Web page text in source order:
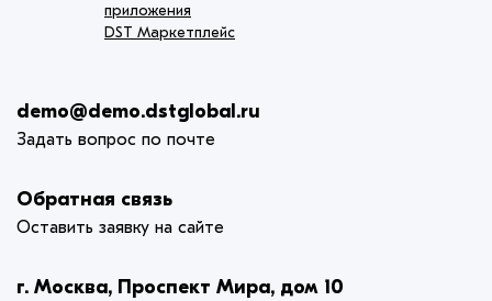
приложения
DST Маркетплейс
demo@demo.dstglobal.ru
Задать вопрос по почте
Обратная связь
Оставить заявку на сайте
г. Москва, Проспект Мира, дом 10